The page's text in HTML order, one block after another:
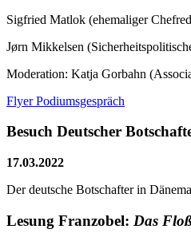
Sigfried Matlok (ehemaliger
Jørn Mikkelsen
Moderation: Katja Gorbahn
Flyer Podiumsgespräch
Besuch Deutscher
17.03.2022
Der deutsche Botschafter in
Lesung Franzobel: Das